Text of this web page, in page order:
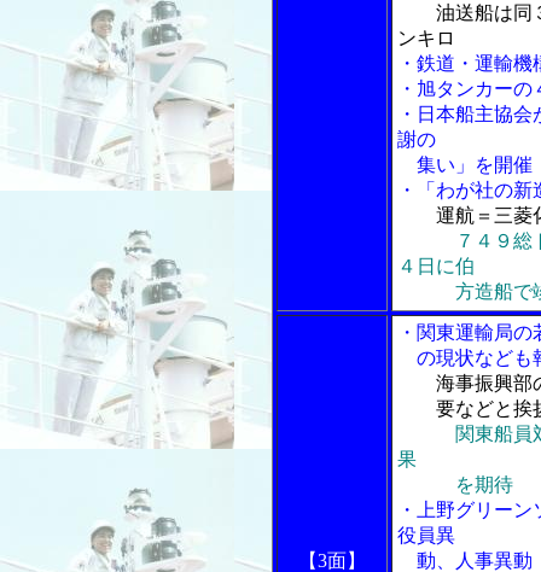
油送船は同
ンキロ
・鉄道・運輸
・旭タンカー
・日本船主協
謝の
集い」を開催
・「わが社の新
運航＝三菱
７４９
４日に伯
方造船で
【3面】
・関東運輸局
の現状なども
海事振興部
要などと挨
関東船員
果
を期待
・上野グリー
役員異
動、人事異動